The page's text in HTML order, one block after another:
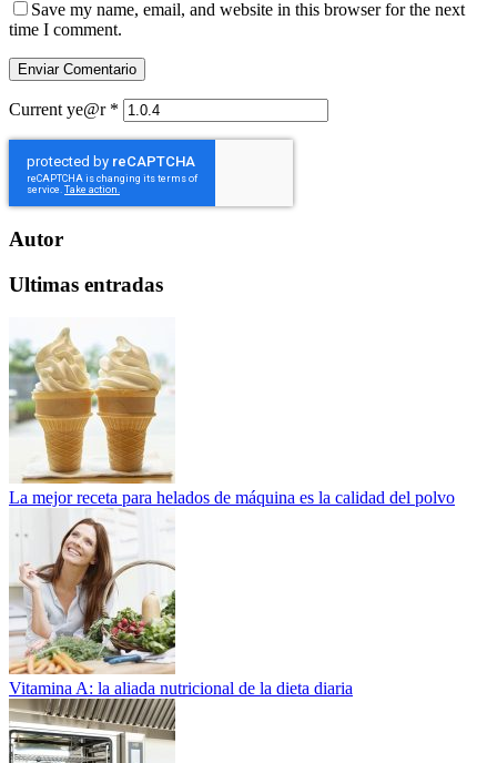
Save my name, email, and website in this browser for the next
time I comment.
Current ye@r *
Autor
Ultimas entradas
La mejor receta para helados de máquina es la calidad del polvo
Vitamina A: la aliada nutricional de la dieta diaria